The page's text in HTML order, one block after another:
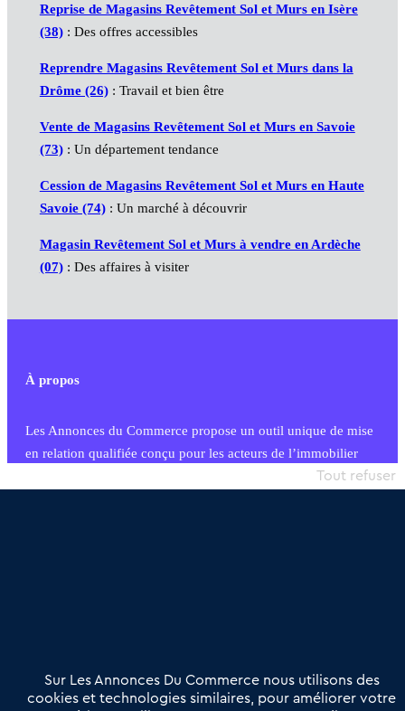
Reprise de Magasins Revêtement Sol et Murs en Isère
(38): Des offres accessibles
Reprendre Magasins Revêtement Sol et Murs dans la
Drôme (26): Travail et bien être
Vente de Magasins Revêtement Sol et Murs en Savoie
(73): Un département tendance
Cession de Magasins Revêtement Sol et Murs en Haute
Savoie (74): Un marché à découvrir
Magasin Revêtement Sol et Murs à vendre en Ardèche
(07): Des affaires à visiter
À propos
Les Annonces du Commerce propose un outil unique de mise
en relation qualifiée conçu pour les acteurs de l’immobilier
commercial et les collectivités territoriales, simple et intégrant
Offres Pro
Actualités
Qui sommes nous ?
Sur Les Annonces Du Commerce nous utilisons des
cookies et technologies similaires, pour améliorer votre
Tout refuser